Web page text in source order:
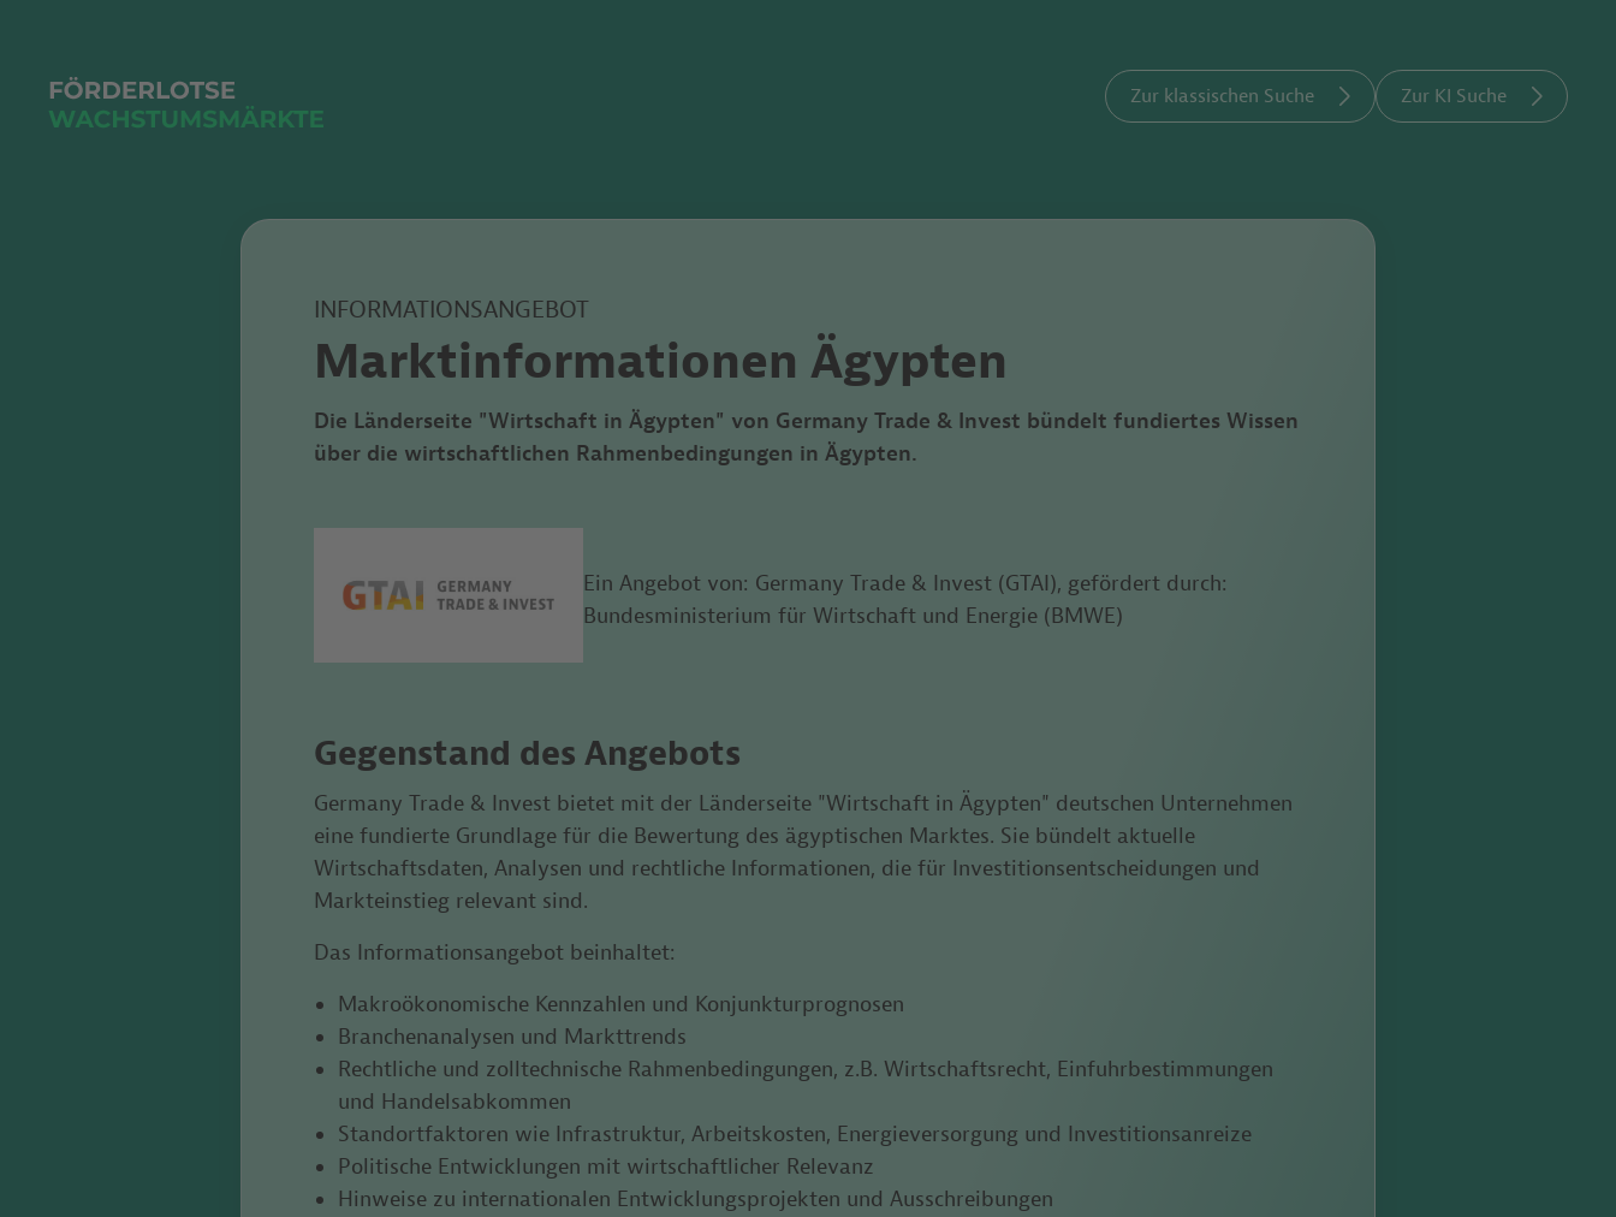
Zur klassischen Suche Zur KI Suche
INFORMATIONSANGEBOT
Marktinformationen Ägypten
Die Länderseite "Wirtschaft in Ägypten" von Germany Trade & Invest bündelt fundiertes Wissen
über die wirtschaftlichen Rahmenbedingungen in Ägypten.
Ein Angebot von: Germany Trade & Invest (GTAI), gefördert durch:
Bundesministerium für Wirtschaft und Energie (BMWE)
Gegenstand des Angebots
Germany Trade & Invest bietet mit der Länderseite "Wirtschaft in Ägypten" deutschen Unternehmen
eine fundierte Grundlage für die Bewertung des ägyptischen Marktes. Sie bündelt aktuelle
Wirtschaftsdaten, Analysen und rechtliche Informationen, die für Investitionsentscheidungen und
Markteinstieg relevant sind.
Das Informationsangebot beinhaltet:
Makroökonomische Kennzahlen und Konjunkturprognosen
Branchenanalysen und Markttrends
Rechtliche und zolltechnische Rahmenbedingungen, z.B. Wirtschaftsrecht, Einfuhrbestimmungen
und Handelsabkommen
Standortfaktoren wie Infrastruktur, Arbeitskosten, Energieversorgung und Investitionsanreize
Politische Entwicklungen mit wirtschaftlicher Relevanz
Hinweise zu internationalen Entwicklungsprojekten und Ausschreibungen